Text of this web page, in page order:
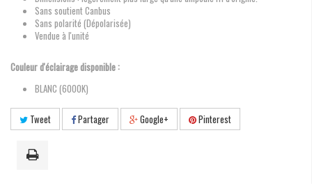
Sans soutient Canbus
Sans polarité (Dépolarisée)
Vendue à l'unité
Couleur d'éclairage disponible :
BLANC (6000K)
Tweet Partager Google+ Pinterest